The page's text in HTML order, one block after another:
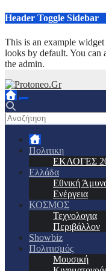
Μετάβαση
περιεχόμενο
Header Toggle Sidebar
This is an example
looks by default. You can
the admin.
Πολιτικη
ΕΚΛΟΓΕΣ
Ελλάδα
Εθνική
Ενέργεια
ΚΟΣΜΟΣ
Τεχνολογια
Περιβάλλον
Showbiz
Πολιτισμός
Μουσική